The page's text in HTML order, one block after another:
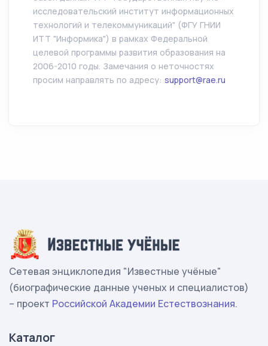
исследовательский институт информационных
технологий и телекоммуникаций" (ФГУ ГНИИ
ИТТ "Информика") в рамках Федеральной
целевой программы развития образования на
2006-2010 годы. Замечания о неточностях
просим направлять по адресу: support@rae.ru
Сетевая энциклопедия "Известные учёные"
(биографические данные ученых и специалистов)
– проект Российской Академии Естествознания.
Каталог